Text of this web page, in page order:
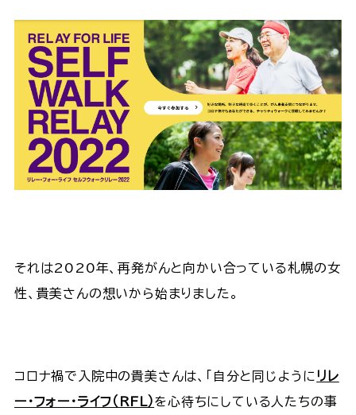
それは2020年、再発がんと向かい合っている札幌の女
性、貴美さんの想いから始まりました。
コロナ禍で入院中の貴美さんは、「自分と同じように リレ
ー・フォー・ライフ（RFL）を心待ちにしている人たちの事